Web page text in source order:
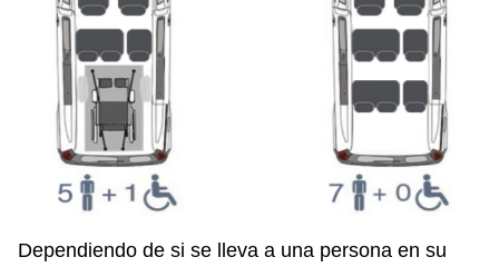
Dependiendo de si se lleva a una persona en su